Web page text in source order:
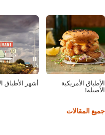
الأمريكية أشهر الأطباق